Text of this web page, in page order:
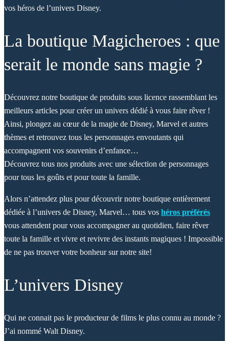
vos héros de l’univers Disney.
La boutique Magicheroes : que
serait le monde sans magie ?
Découvrez notre boutique de produits sous licence rassemblant les
meilleurs articles pour créer un univers dédié à vous faire rêver !
Ainsi, plongez au cœur de la magie de Disney, Marvel et autres
thèmes et retrouvez tous les personnages envoutants qui
accompagnent vos souvenirs d’enfance…
Découvrez tous nos produits avec une sélection de personnages
pour tous les goûts et pour toute la famille.
Alors n’attendez plus pour découvrir notre boutique entièrement
dédiée à l’univers de Disney, Marvel… tous vos héros préférés
vous attendent pour vous accompagner au quotidien, faire rêver
toute la famille et vivre et revivre des instants magiques ! Impossible
de ne pas trouver votre bonheur sur notre site!
L’univers Disney
Qui ne connait pas le producteur de films le plus connu au monde ?
J’ai nommé Walt Disney.